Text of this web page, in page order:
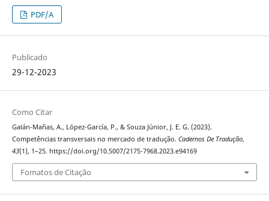
PDF/A
Publicado
29-12-2023
Como Citar
Galán-Mañas, A., López-García, P., & Souza Júnior, J. E. G. (2023).
Competências transversais no mercado de tradução. Cadernos De Tradução,
43(1), 1–25. https://doi.org/10.5007/2175-7968.2023.e94169
Fomatos de Citação